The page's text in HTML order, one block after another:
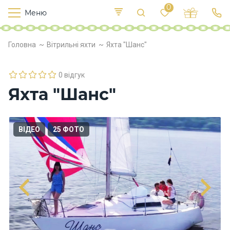
Головна Вітрильні яхти Яхта "Шанс"
0 відгук
Яхта "Шанс"
ВІДЕО 25 ФОТО
Меню
0
Т
е
о
и
Х
а
р
ч
у
в
а
н
К
У